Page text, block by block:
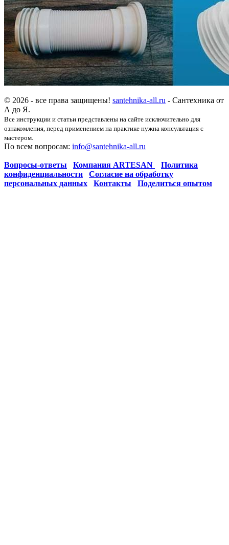
© 2026 - все права защищены! santehnika-all.ru - Сантехника от
А до Я.
Все инструкции и статьи представлены на сайте исключительно для
ознакомления, перед применением на практике нужна консультация с
мастером.
По всем вопросам: info@santehnika-all.ru
Вопросы-ответы Компания ARTESAN
Политика
конфиденциальности
Согласие на обработку
персональных данных
Контакты Поделиться опытом